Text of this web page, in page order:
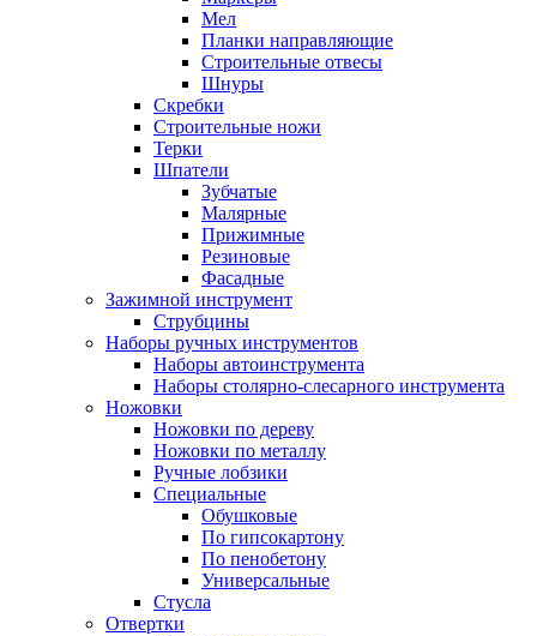
Мел
Планки направляющие
Строительные отвесы
Шнуры
Скребки
Строительные ножи
Терки
Шпатели
Зубчатые
Малярные
Прижимные
Резиновые
Фасадные
Зажимной инструмент
Струбцины
Наборы ручных инструментов
Наборы автоинструмента
Наборы столярно-слесарного инструмента
Ножовки
Ножовки по дереву
Ножовки по металлу
Ручные лобзики
Специальные
Обушковые
По гипсокартону
По пенобетону
Универсальные
Стусла
Отвертки